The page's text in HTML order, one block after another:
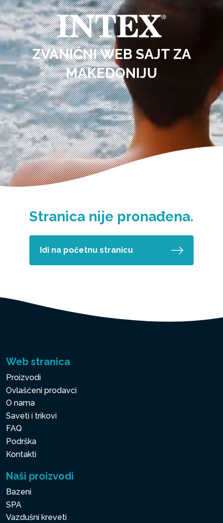
ZVANIČNI WEB SAJT ZA
MAKEDONIJU
Stranica nije pronađena.
Idi na početnu stranicu
Web stranica
Proizvodi
Ovlašćeni prodavci
O nama
Saveti i trikovi
FAQ
Podrška
Kontakti
Naši proizvodi
Bazeni
SPA
Vazdušni kreveti